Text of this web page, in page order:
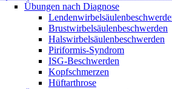
Übungen nach Diagnose
Brustwirbel­säulen­beschwerden
Halswirbel­säulen­beschwerden
Piriformis-Syndrom
ISG-Beschwerden
Kopfschmerzen
Hüftarthrose